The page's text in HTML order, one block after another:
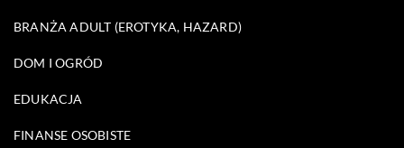
BRANŻA ADULT (EROTYKA, HAZARD)
DOM I OGRÓD
EDUKACJA
FINANSE OSOBISTE